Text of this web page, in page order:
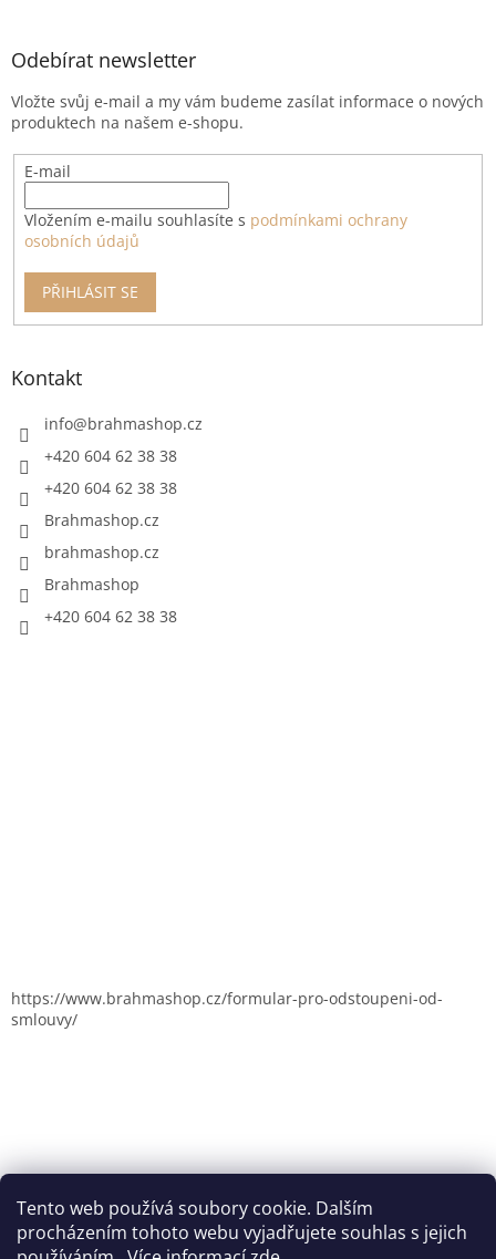
Tento web používá soubory cookie. Dalším
procházením tohoto webu vyjadřujete souhlas s jejich
Odebírat newsletter
Vložte svůj e-mail a my vám budeme zasílat informace o nových
produktech na našem e-shopu.
E-mail
Vložením e-mailu souhlasíte s podmínkami ochrany
osobních údajů
PŘIHLÁSIT SE
Kontakt
info@brahmashop.cz
+420 604 62 38 38
+420 604 62 38 38
Brahmashop.cz
brahmashop.cz
Brahmashop
+420 604 62 38 38
https://www.brahmashop.cz/formular-pro-odstoupeni-od-
smlouvy/